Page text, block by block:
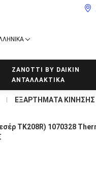
ZANOTTI BY DAIKIN
ΑΝΤΑΛΛΑΚΤΙΚΑ
ΕΞΑΡΤΗΜΑΤΑ ΚΙΝΗΣΗΣ